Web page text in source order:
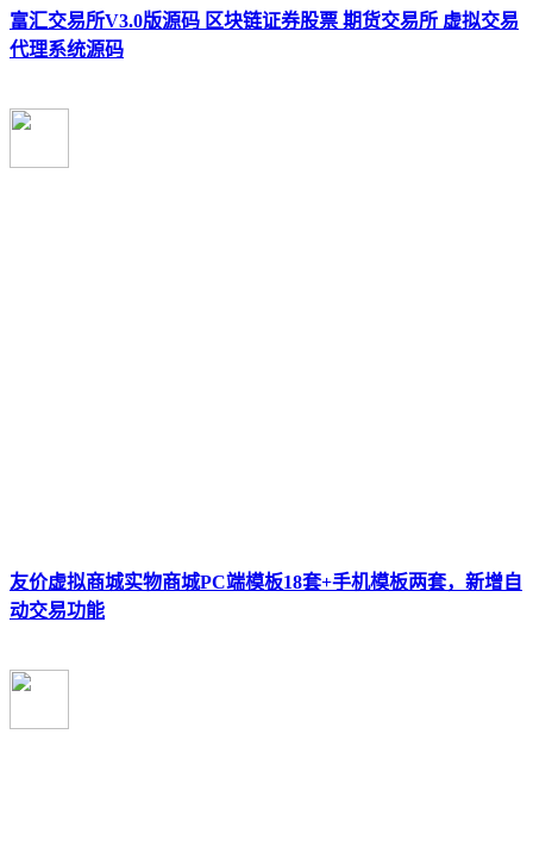
富汇交易所V3.0版源码 区块链证券股票 期货交易所 虚拟交易
代理系统源码
友价虚拟商城实物商城PC端模板18套+手机模板两套，新增自
动交易功能